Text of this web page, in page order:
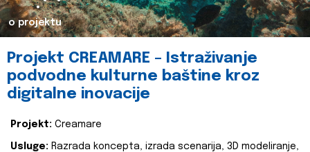
o projektu
Projekt CREAMARE – Istraživanje
podvodne kulturne baštine kroz
digitalne inovacije
Projekt: Creamare
Usluge: Razrada koncepta, izrada scenarija, 3D modeliranje,